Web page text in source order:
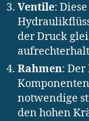
Ventile:
der Druck
Rahmen: Der
notwendige
den hohen